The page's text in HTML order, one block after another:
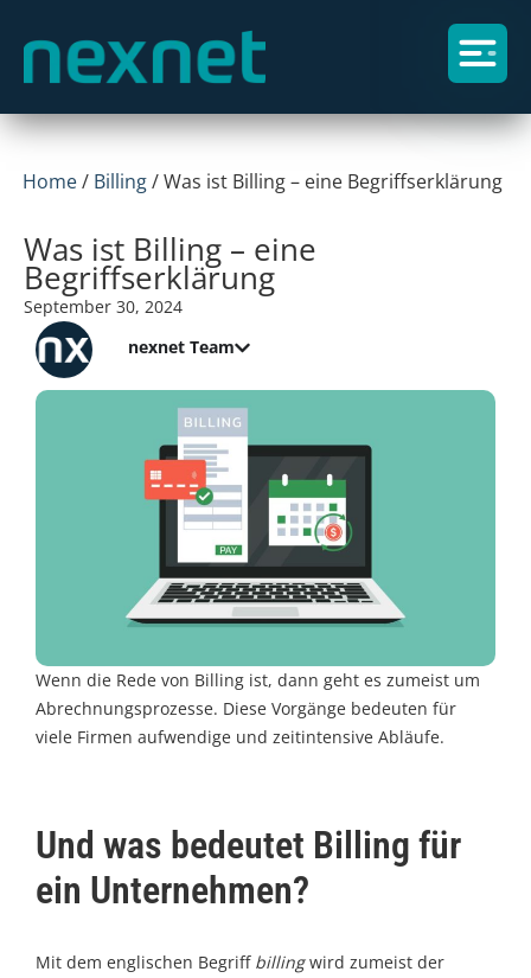
Home/ Billing/Was ist Billing – eine Begriffserklärung
Was ist Billing – eine
Begriffserklärung
September 30, 2024
nexnet Team
Wenn die Rede von Billing ist, dann geht es zumeist um
Abrechnungsprozesse. Diese Vorgänge bedeuten für
viele Firmen aufwendige und zeitintensive Abläufe.
Und was bedeutet Billing für
ein Unternehmen?
Mit dem englischen Begriff billingwird zumeist der